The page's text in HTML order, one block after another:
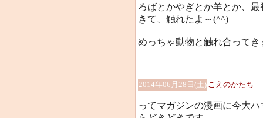
ろばとかやぎとか羊とか、
きて、触れたよ～(^^)
めっちゃ動物と触れ合ってき
2014年06月28日(土) こえのかたち
ってマガジンの漫画に今大